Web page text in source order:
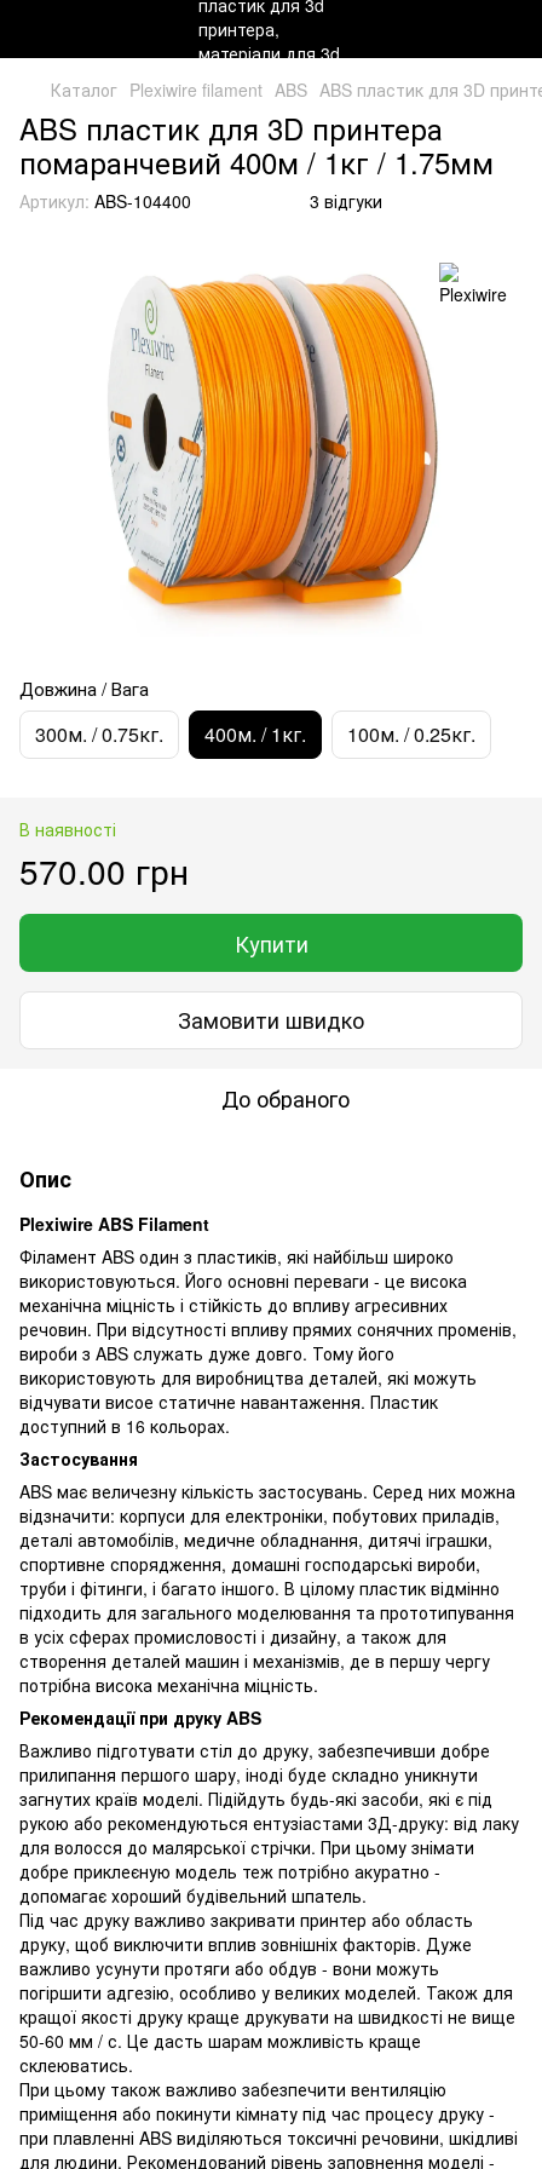
Каталог Plexiwire filament ABS ABS пластик для 3D
ABS пластик для 3D принтера
помаранчевий 400м / 1кг / 1.75мм
Артикул: ABS-104400 3 відгуки
Довжина / Вага
300м. / 0.75кг. 400м. / 1кг. 100м. / 0.25кг.
В наявності
570.00 грн
Купити
Замовити швидко
До обраного
Опис
Plexiwire ABS Filament
Філамент ABS один з пластиків, які найбільш широко
використовуються. Його основні переваги - це висока
механічна міцність і стійкість до впливу агресивних
речовин. При відсутності впливу прямих сонячних променів,
вироби з ABS служать дуже довго. Тому його
використовують для виробництва деталей, які можуть
відчувати висое статичне навантаження. Пластик
доступний в 16 кольорах.
Застосування
ABS має величезну кількість застосувань. Серед них можна
відзначити: корпуси для електроніки, побутових приладів,
деталі автомобілів, медичне обладнання, дитячі іграшки,
спортивне спорядження, домашні господарські вироби,
труби і фітинги, і багато іншого. В цілому пластик відмінно
підходить для загального моделювання та прототипування
в усіх сферах промисловості і дизайну, а також для
створення деталей машин і механізмів, де в першу чергу
потрібна висока механічна міцність.
Рекомендації при друку ABS
Важливо підготувати стіл до друку, забезпечивши добре
прилипання першого шару, іноді буде складно уникнути
загнутих країв моделі. Підійдуть будь-які засоби, які є під
рукою або рекомендуються ентузіастами 3Д-друку: від лаку
для волосся до малярської стрічки. При цьому знімати
добре приклеєную модель теж потрібно акуратно -
допомагає хороший будівельний шпатель.
Під час друку важливо закривати принтер або область
друку, щоб виключити вплив зовнішніх факторів. Дуже
важливо усунути протяги або обдув - вони можуть
погіршити адгезію, особливо у великих моделей. Також для
кращої якості друку краще друкувати на швидкості не вище
50-60 мм / с. Це дасть шарам можливість краще
склеюватись.
При цьому також важливо забезпечити вентиляцію
приміщення або покинути кімнату під час процесу друку -
при плавленні ABS виділяються токсичні речовини, шкідливі
для людини. Рекомендований рівень заповнення моделі -